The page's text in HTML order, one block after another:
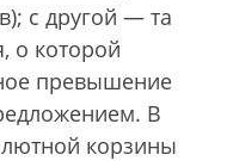
с другой — та
о которой
превышение
В
корзины